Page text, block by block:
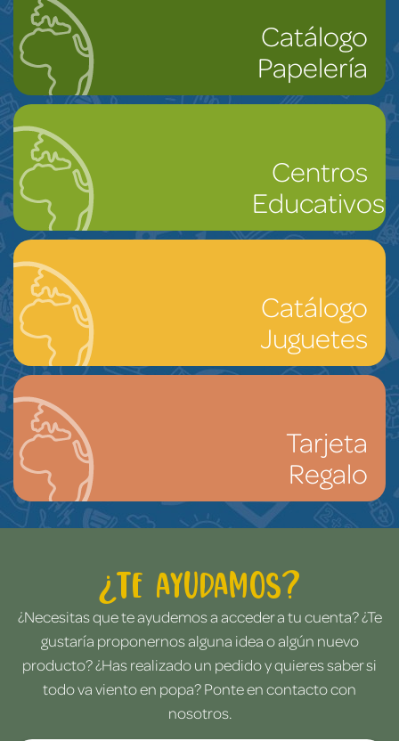
Catálogo
Papelería
Centros
Educativos
Catálogo
Juguetes
Tarjeta
Regalo
¿Te ayudamos?
¿Necesitas que te ayudemos a acceder a tu cuenta? ¿Te
gustaría proponernos alguna idea o algún nuevo
producto? ¿Has realizado un pedido y quieres saber si
todo va viento en popa? Ponte en contacto con
nosotros.